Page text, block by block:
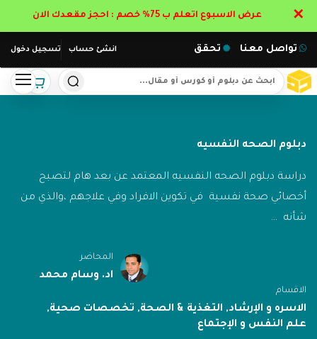
انشئ حساب تسجيل دخول تواصل معنا تحقق
دبلوم الصحه النفسيه
دراسة دبلوم الصحه النفسيه المعتمد عن بعد هام لتصبح
أخصائي صحة نفسية في تكوين الافراد وفي علاجهم ،والذي من
شأنه …
المحاضر
اد. وسام محمد
الاقسام
الاسره و الإرشاد, التغذية & الصحة, تخصصات صحية,
علم النفس و الإجتماع
عرض الاسبوع اتعلم ب 75% خصم : احجز مقعدك الان ✕